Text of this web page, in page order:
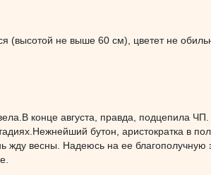
(высотой не выше 60 см), цветет не
конце августа, правда, подцепила ЧП.
бутон, аристократка в
весны. Надеюсь на ее благополучную